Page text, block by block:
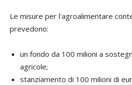
Le misure per l'agroalimentare
prevedono:
un fondo da 100 milioni a
agricole;
stanziamento di 100 milioni di